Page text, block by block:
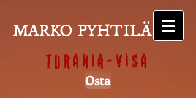
MARKO PYHTILÄ
Turania-visa
Osta